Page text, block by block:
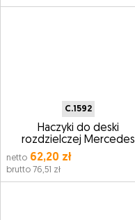
C.1592
Haczyki do deski
rozdzielczej Mercedes
netto 62,20 zł
brutto 76,51 zł